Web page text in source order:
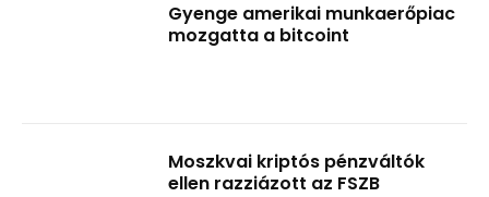
Gyenge amerikai munkaerőpiac
mozgatta a bitcoint
Moszkvai kriptós pénzváltók
ellen razziázott az FSZB